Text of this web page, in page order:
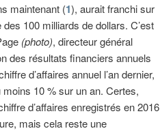
maintenant (1), aurait franchi sur
des 100 milliards de dollars. C’est
(photo), directeur général
des résultats financiers annuels
d’affaires annuel l’an dernier,
10 % sur un an. Certes,
d’affaires enregistrés en 2016
mais cela reste une